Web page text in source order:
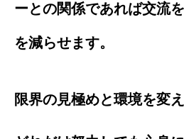
ーとの関係であれば交流
を減らせます。
限界の見極めと環境を変